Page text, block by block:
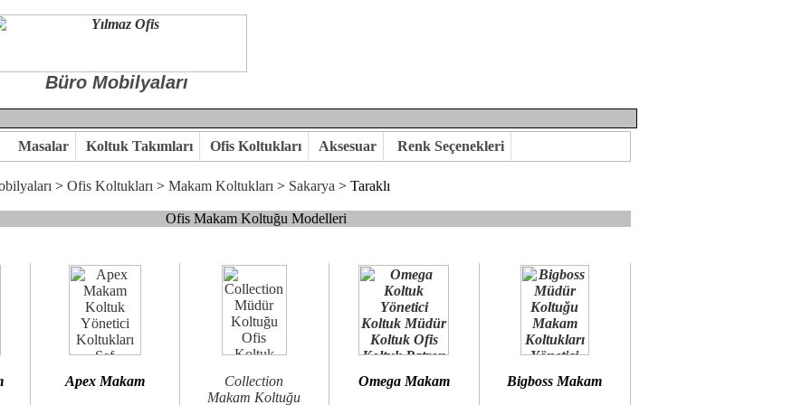
Büro Mobilyaları
kaliteye önem veriyorsanız,makam koltuk modellerimizi incelemenizi öneririz.
goldsit ve modern makam koltukları hayal ettiğiniz özgün ofis ortamına kavuşabilirsiniz.
birlikte karar verelim.
Büro Mobilya
Masalar Koltuk Takımları Ofis Koltukları Aksesuar Renk Seçenekleri
> Ofis Koltukları > Makam Koltukları > Sakarya > Taraklı
Ofis Makam Koltuğu Modelleri
Apex Makam
Collection
Makam Koltuğu
Omega Makam Bigboss Makam